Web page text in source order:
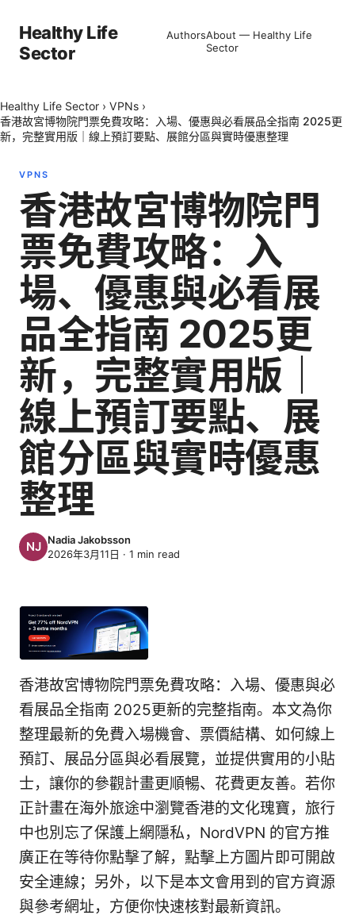
Healthy Life
Sector
AuthorsAbout — Healthy Life
Sector
Healthy Life Sector › VPNs ›
香港故宮博物院門票免費攻略：入場、優惠與必看展品全指南 2025更
新，完整實用版｜線上預訂要點、展館分區與實時優惠整理
VPNS
香港故宮博物院門
票免費攻略：入
場、優惠與必看展
品全指南 2025更
新，完整實用版｜
線上預訂要點、展
館分區與實時優惠
整理
Nadia Jakobsson
2026年3月11日 · 1 min read
香港故宮博物院門票免費攻略：入場、優惠與必
看展品全指南 2025更新的完整指南。本文為你
整理最新的免費入場機會、票價結構、如何線上
預訂、展品分區與必看展覽，並提供實用的小貼
士，讓你的參觀計畫更順暢、花費更友善。若你
正計畫在海外旅途中瀏覽香港的文化瑰寶，旅行
中也別忘了保護上網隱私，NordVPN 的官方推
廣正在等待你點擊了解，點擊上方圖片即可開啟
安全連線；另外，以下是本文會用到的官方資源
與參考網址，方便你快速核對最新資訊。